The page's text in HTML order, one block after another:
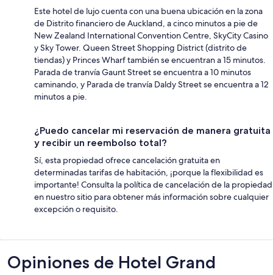
Este hotel de lujo cuenta con una buena ubicación en la zona
de Distrito financiero de Auckland, a cinco minutos a pie de
New Zealand International Convention Centre, SkyCity Casino
y Sky Tower. Queen Street Shopping District (distrito de
tiendas) y Princes Wharf también se encuentran a 15 minutos.
Parada de tranvía Gaunt Street se encuentra a 10 minutos
caminando, y Parada de tranvía Daldy Street se encuentra a 12
minutos a pie.
¿Puedo cancelar mi reservación de manera gratuita
y recibir un reembolso total?
Sí, esta propiedad ofrece cancelación gratuita en
determinadas tarifas de habitación, ¡porque la flexibilidad es
importante! Consulta la política de cancelación de la propiedad
en nuestro sitio para obtener más información sobre cualquier
excepción o requisito.
Opiniones
Opiniones de Hotel Grand